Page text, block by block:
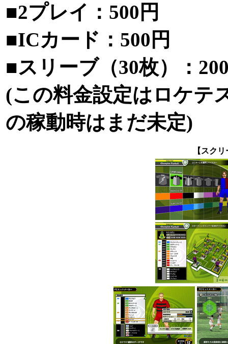
■2プレイ：500円
■ICカード：500円
■スリーブ（30枚）：
(この料金設定はロケテ
の稼動時はまだ未定)
【スク